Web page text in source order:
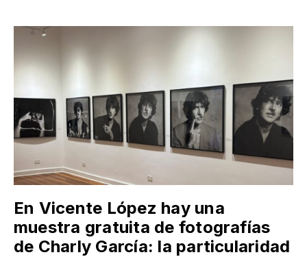
En Vicente López hay una
muestra gratuita de fotografías
de Charly García: la particularidad